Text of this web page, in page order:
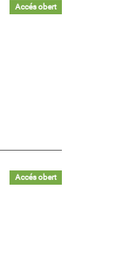
Accés obert
Accés obert